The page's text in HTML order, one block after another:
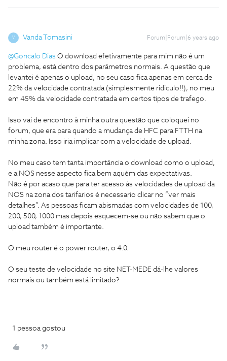
V Vanda Tomasini Forum|Forum|6 years ago
@Goncalo Dias O download efetivamente para mim não é um
problema, está dentro dos parâmetros normais. A questão que
levantei é apenas o upload, no seu caso fica apenas em cerca de
22% da velocidade contratada (simplesmente ridiculo!!), no meu
em 45% da velocidade contratada em certos tipos de trafego.
Isso vai de encontro à minha outra questão que coloquei no
forum, que era para quando a mudança de HFC para FTTH na
minha zona. Isso iria implicar com a velocidade de upload.
No meu caso tem tanta importância o download como o upload,
e a NOS nesse aspecto fica bem aquém das expectativas.
Não é por acaso que para ter acesso ás velocidades de upload da
NOS na zona dos tarifarios é necessario clicar no “ver mais
detalhes”. As pessoas ficam abismadas com velocidades de 100,
200, 500, 1000 mas depois esquecem-se ou não sabem que o
upload também é importante.
O meu router é o power router, o 4.0.
O seu teste de velocidade no site NET-MEDE dá-lhe valores
normais ou também está limitado?
1 pessoa gostou